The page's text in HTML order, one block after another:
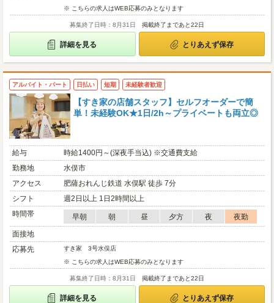
※ こちらの求人はWEB応募のみとなります
募集終了日時：8月31日 掲載終了まであと22日
詳細を見る とりあえず保存
アルバイト・パート 日払い 短期 未経験者歓迎
【すき家の店舗スタッフ】セルフオーダーで簡
単！未経験OK★1日/2h～プライベートも両立◎
給与
時給1400円～(深夜手当込) ※交通費支給
勤務地
水俣市
アクセス
肥薩おれんじ鉄道 水俣駅 徒歩 7分
シフト
週2日以上 1日2時間以上
時間帯
早朝 朝 昼 夕方 夜
夜勤
面接地
応募先
すき家 3号水俣店
※ こちらの求人はWEB応募のみとなります
募集終了日時：8月31日 掲載終了まであと22日
詳細を見る とりあえず保存